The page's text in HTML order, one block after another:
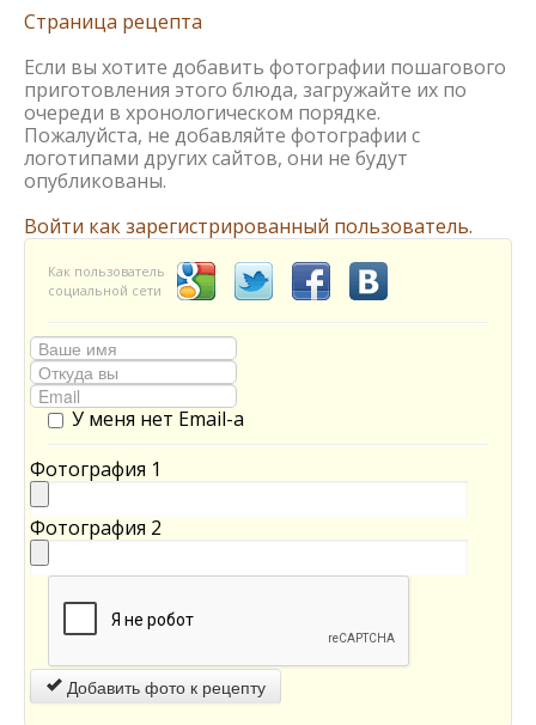
Страница рецепта
Если вы хотите добавить фотографии пошагового
приготовления этого блюда, загружайте их по
очереди в хронологическом порядке.
Пожалуйста, не добавляйте фотографии с
логотипами других сайтов, они не будут
опубликованы.
Войти как зарегистрированный пользователь.
Как пользователь
социальной сети
У меня нет Email-а
Фотография 1
Фотография 2
Добавить фото к рецепту